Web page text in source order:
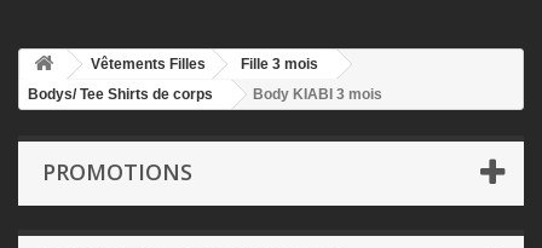
Vêtements Filles
Fille 3 mois
Bodys/ Tee Shirts de corps
Body KIABI 3 mois
PROMOTIONS